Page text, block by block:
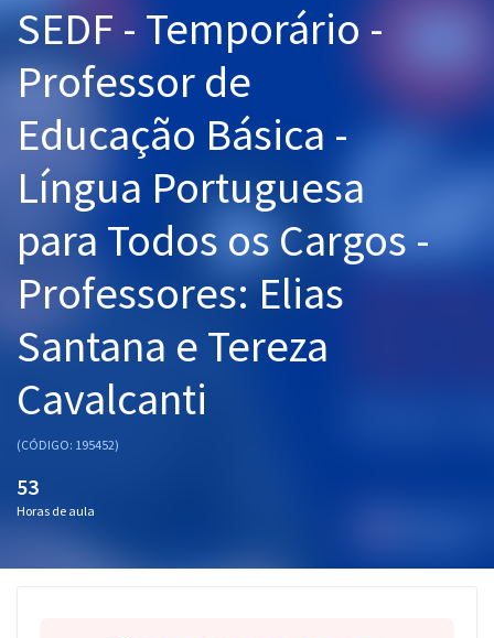
Cursos 20% OFF
Pós
Graduação
OAB
Questões grátis
Aprovados
SEDF - Temporário -
Professor de
Educação Básica -
Língua Portuguesa
para Todos os Cargos -
Professores: Elias
Santana e Tereza
Cavalcanti
(CÓDIGO: 195452)
53
Horas de aula